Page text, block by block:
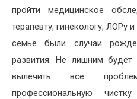
пройти медицинское
терапевту, гинекологу, ЛОРу
семье были случаи
развития. Не лишним
вылечить все
профессиональную